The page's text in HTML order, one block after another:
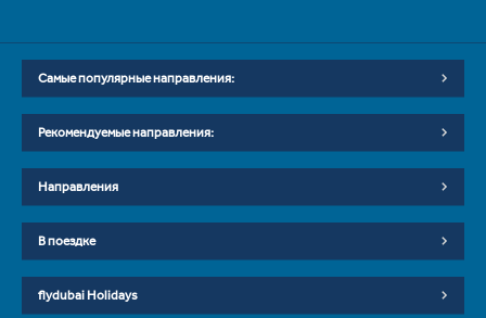
Самые популярные направления:
Рекомендуемые направления:
Направления
В поездке
flydubai Holidays